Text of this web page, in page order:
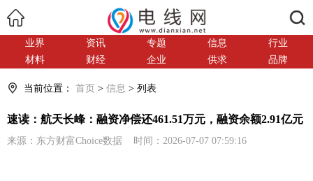
业界 资讯 专题 信息
行业
材料
财经 企业 供求 品牌
当前位置： 首页 > 信息 > 列表
速读：航天长峰：融资净偿还461.51万元，融资余额2.91亿元
来源：东方财富Choice数据 时间：2026-07-07 07:59:16